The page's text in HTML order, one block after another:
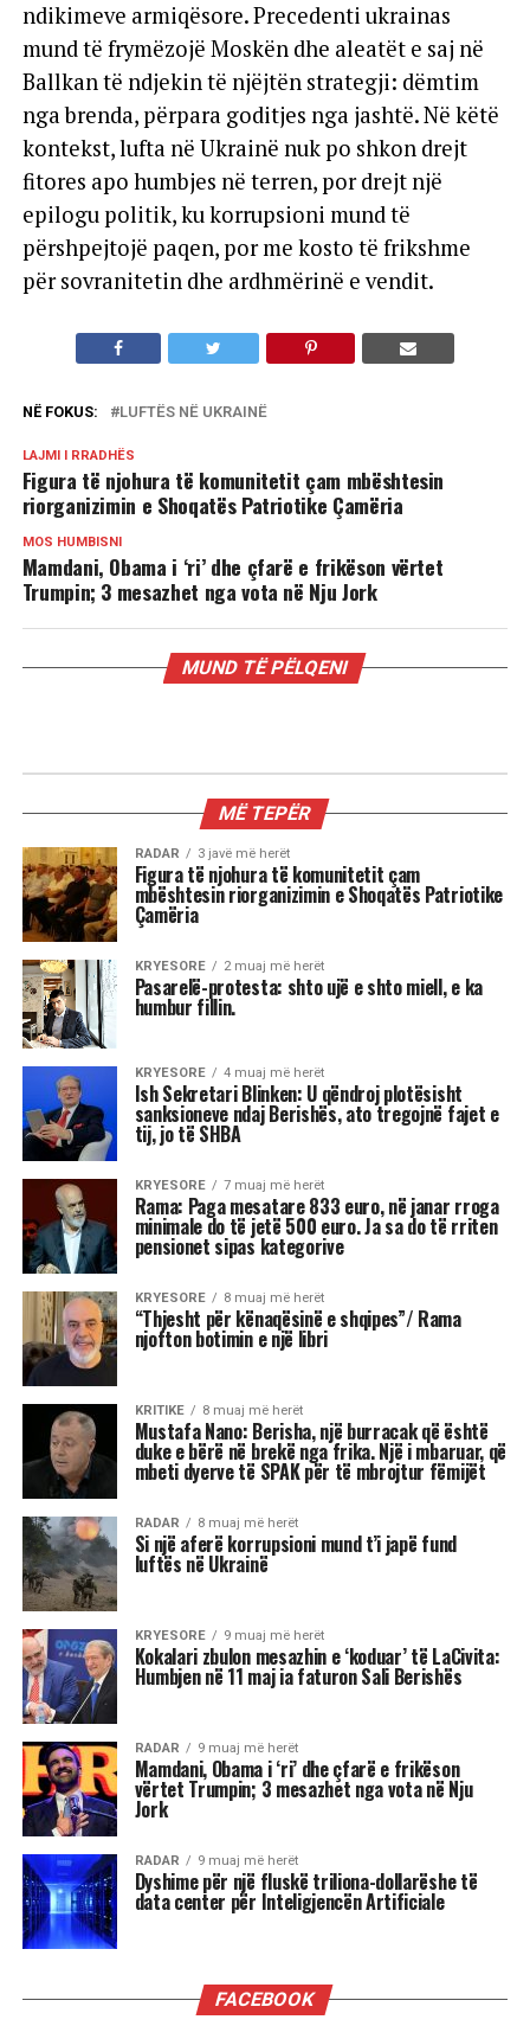
ndikimeve armiqësore. Precedenti ukrainas
mund të frymëzojë Moskën dhe aleatët e saj në
Ballkan të ndjekin të njëjtën strategji: dëmtim
nga brenda, përpara goditjes nga jashtë. Në këtë
kontekst, lufta në Ukrainë nuk po shkon drejt
fitores apo humbjes në terren, por drejt një
epilogu politik, ku korrupsioni mund të
përshpejtojë paqen, por me kosto të frikshme
për sovranitetin dhe ardhmërinë e vendit.
NË FOKUS: LUFTËS NË UKRAINË
LAJMI I RRADHËS
Figura të njohura të komunitetit çam mbështesin
riorganizimin e Shoqatës Patriotike Çamëria
MOS HUMBISNI
Mamdani, Obama i ‘ri’ dhe çfarë e frikëson vërtet
Trumpin; 3 mesazhet nga vota në Nju Jork
MUND TË PËLQENI
MË TEPËR
RADAR 3 javë më herët
Figura të njohura të komunitetit çam
mbështesin riorganizimin e Shoqatës Patriotike
Çamëria
KRYESORE 2 muaj më herët
Pasarelë-protesta: shto ujë e shto miell, e ka
humbur fillin.
KRYESORE 4 muaj më herët
Ish Sekretari Blinken: U qëndroj plotësisht
sanksioneve ndaj Berishës, ato tregojnë fajet e
tij, jo të SHBA
KRYESORE 7 muaj më herët
Rama: Paga mesatare 833 euro, në janar rroga
minimale do të jetë 500 euro. Ja sa do të rriten
pensionet sipas kategorive
KRYESORE 8 muaj më herët
“Thjesht për kënaqësinë e shqipes”/ Rama
njofton botimin e një libri
KRITIKE 8 muaj më herët
Mustafa Nano: Berisha, një burracak që është
duke e bërë në brekë nga frika. Një i mbaruar, që
mbeti dyerve të SPAK për të mbrojtur fëmijët
RADAR 8 muaj më herët
Si një aferë korrupsioni mund t’i japë fund
luftës në Ukrainë
KRYESORE 9 muaj më herët
Kokalari zbulon mesazhin e ‘koduar’ të LaCivita:
Humbjen në 11 maj ia faturon Sali Berishës
RADAR 9 muaj më herët
Mamdani, Obama i ‘ri’ dhe çfarë e frikëson
vërtet Trumpin; 3 mesazhet nga vota në Nju
Jork
RADAR 9 muaj më herët
Dyshime për një fluskë triliona-dollarëshe të
data center për Inteligjencën Artificiale
FACEBOOK